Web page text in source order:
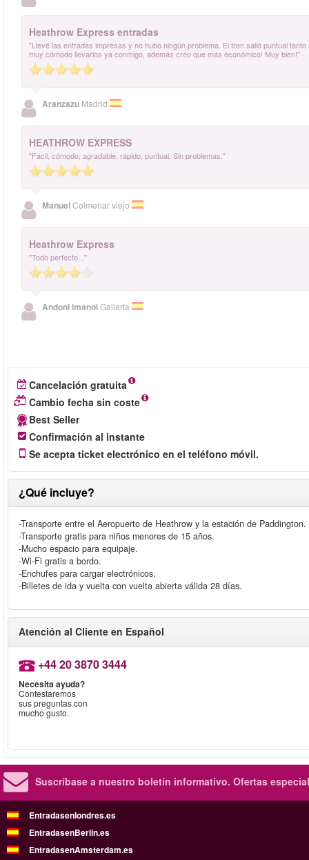
Heathrow Express entradas
"Llevé las entradas impresas y no hubo ningún problema. El tren salió puntual
muy cómodo llevarlos ya conmigo, además creo que más económico! Muy bien!"
Aranzazu Madrid
HEATHROW EXPRESS
"Fácil, cómodo, agradable, rápido, puntual. Sin problemas."
ManuelColmenar viejo
Heathrow Express
"Todo perfecto..."
Andoni imanolGallarta
Cancelación gratuita
Cambio fecha sin coste
Best Seller
Confirmación al instante
Se acepta ticket electrónico en el teléfono móvil.
¿Qué incluye?
-Transporte entre el Aeropuerto de Heathrow y la estación de Paddington.
-Transporte gratis para niños menores de 15 años.
-Mucho espacio para equipaje.
-Wi-Fi gratis a bordo.
-Enchufes para cargar electrónicos.
-Billetes de ida y vuelta con vuelta abierta válida 28 días.
Atención al Cliente en Español
+44 20 3870 3444
Necesita ayuda?
Contestaremos
sus preguntas con
mucho gusto.
Suscríbase a nuestro boletín informativo. Ofertas
Entradasenlondres.es
EntradasenBerlin.es
EntradasenAmsterdam.es